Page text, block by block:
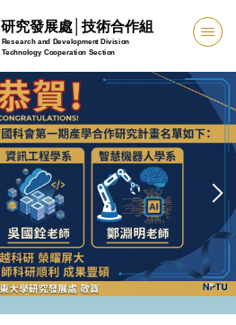
研究發展處│技術合作組
Research and Development Division
Technology Cooperation Section